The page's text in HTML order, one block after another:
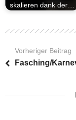
skalieren dank der…
Vorheriger Beitrag
Fasching/